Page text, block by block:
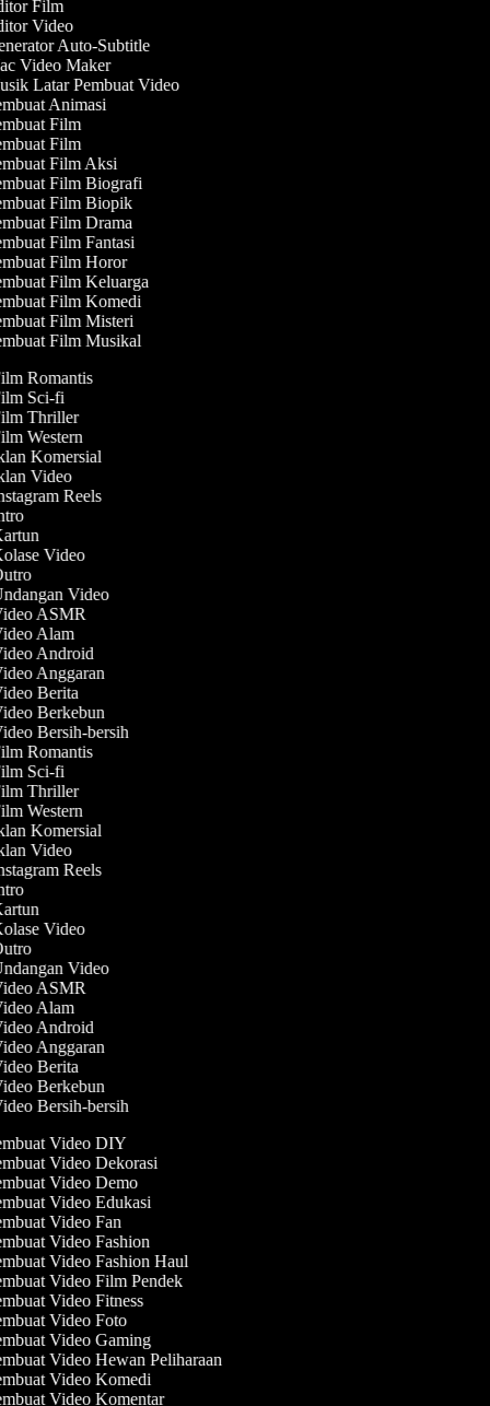
Film
Video
Auto-Subtitle
Video Maker
Latar Pembuat Video
Animasi
Film
Film
Film Aksi
Film Biografi
Film Biopik
Film Drama
Film Fantasi
Film Horor
Film Keluarga
Film Komedi
Film Misteri
Film Musikal
Romantis
Sci-fi
Thriller
Western
Komersial
Video
Reels
Video
Video
ASMR
Alam
Android
Anggaran
Berita
Berkebun
Bersih-bersih
Romantis
Sci-fi
Thriller
Western
Komersial
Video
Reels
Video
Video
ASMR
Alam
Android
Anggaran
Berita
Berkebun
Bersih-bersih
Video DIY
Video Dekorasi
Video Demo
Video Edukasi
Video Fan
Video Fashion
Video Fashion Haul
Video Film Pendek
Video Fitness
Video Foto
Video Gaming
Video Hewan Peliharaan
Video Komedi
Video Komentar